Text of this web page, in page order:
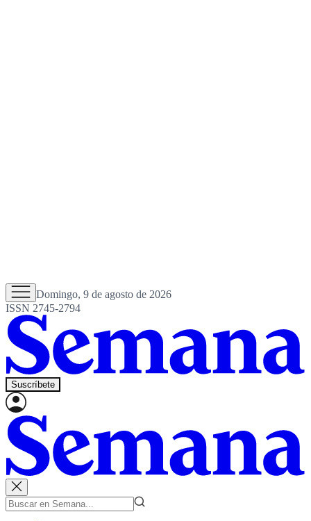
Domingo, 9 de agosto de 2026
ISSN 2745-2794
Suscríbete